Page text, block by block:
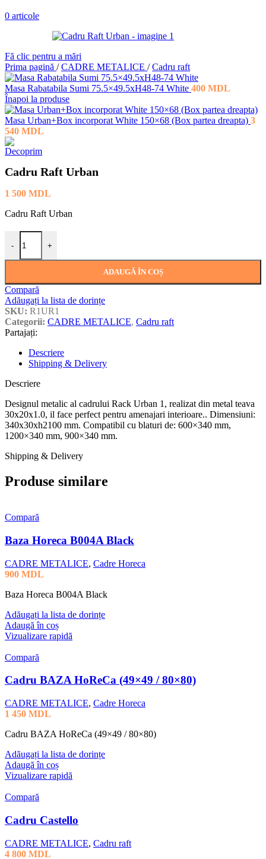
0 articole
Fă clic pentru a mări
Prima pagină / CADRE METALICE / Cadru raft
Masa Rabatabila Sumi 75.5×49.5xH48-74 White 400 MDL
Înapoi la produse
Masa Urban+Box incorporat White 150×68 (Box partea dreapta) 3
540 MDL
Cadru Raft Urban
1 500 MDL
Cadru Raft Urban
-
Cantitate Cadru Raft Urban
+
ADAUGĂ ÎN COȘ
Compară
Adăugați la lista de dorințe
SKU: R1UR1
Categorii: CADRE METALICE, Cadru raft
Partajați:
Descriere
Shipping & Delivery
Descriere
Designul metalic al cadrului Rack Urban 1, realizat din metal teava
30x20x1.0, il face perfect pentru amenajari interioare.. Dimensiuni:
340x30xh2100 mm. Compatibil cu blaturi de: 600×340 mm,
1200×340 mm, 900×340 mm.
Shipping & Delivery
Produse similare
Compară
Baza Horeca B004A Black
CADRE METALICE, Cadre Horeca
900 MDL
Baza Horeca B004A Black
Adăugați la lista de dorințe
Adaugă în coș
Vizualizare rapidă
Compară
Cadru BAZA HoReCa (49×49 / 80×80)
CADRE METALICE, Cadre Horeca
1 450 MDL
Cadru BAZA HoReCa (49×49 / 80×80)
Adăugați la lista de dorințe
Adaugă în coș
Vizualizare rapidă
Compară
Cadru Castello
CADRE METALICE, Cadru raft
4 800 MDL